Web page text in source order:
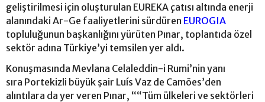
geliştirilmesi için oluşturulan EUREKA çatısı altında enerji
alanındaki Ar-Ge faaliyetlerini sürdüren EUROGIA
topluluğunun başkanlığını yürüten Pınar, toplantıda özel
sektör adına Türkiye’yi temsilen yer aldı.
Konuşmasında Mevlana Celaleddin-i Rumi’nin yanı
sıra Portekizli büyük şair Luís Vaz de Camões’den
alıntılara da yer veren Pınar, ““Tüm ülkeleri ve sektörleri